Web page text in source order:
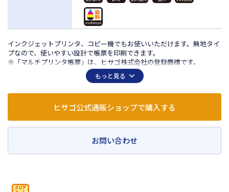
インクジェットプリンタ、コピー機でもお使いいただけます。無地タイ
プなので、使いやすい設計で帳票を印刷できます。
※「マルチプリンタ帳票」は、ヒサゴ株式会社の登録商標です。
もっと見る
ヒサゴ公式通販ショップで購入する
お問い合わせ